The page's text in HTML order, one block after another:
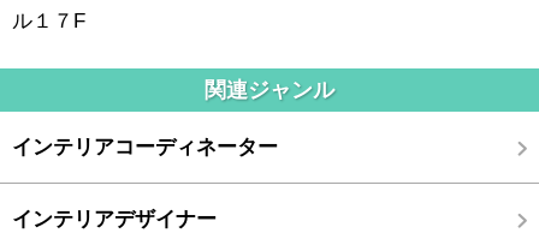
ル１７F
関連ジャンル
インテリアコーディネーター
インテリアデザイナー